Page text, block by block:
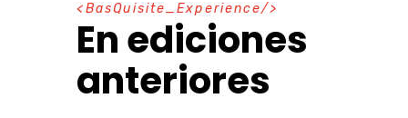
BasQuisite_Experience
En ediciones
anteriores